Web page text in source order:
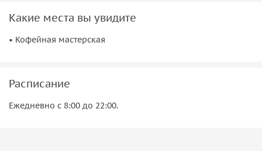
Какие места вы увидите
• Кофейная мастерская
Расписание
Ежедневно с 8:00 до 22:00.